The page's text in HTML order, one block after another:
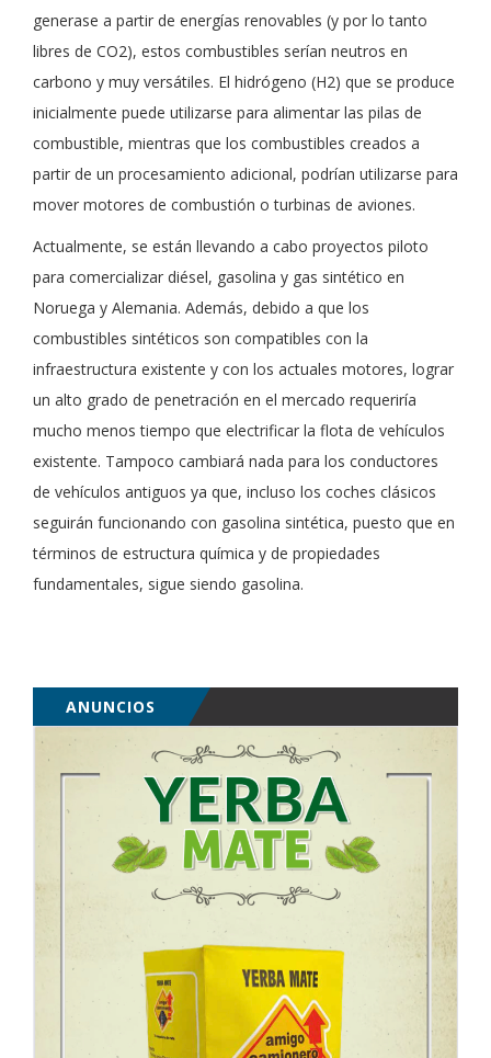
generase a partir de energías renovables (y por lo tanto
libres de CO2), estos combustibles serían neutros en
carbono y muy versátiles. El hidrógeno (H2) que se produce
inicialmente puede utilizarse para alimentar las pilas de
combustible, mientras que los combustibles creados a
partir de un procesamiento adicional, podrían utilizarse para
mover motores de combustión o turbinas de aviones.
Actualmente, se están llevando a cabo proyectos piloto
para comercializar diésel, gasolina y gas sintético en
Noruega y Alemania. Además, debido a que los
combustibles sintéticos son compatibles con la
infraestructura existente y con los actuales motores, lograr
un alto grado de penetración en el mercado requeriría
mucho menos tiempo que electrificar la flota de vehículos
existente. Tampoco cambiará nada para los conductores
de vehículos antiguos ya que, incluso los coches clásicos
seguirán funcionando con gasolina sintética, puesto que en
términos de estructura química y de propiedades
fundamentales, sigue siendo gasolina.
ANUNCIOS